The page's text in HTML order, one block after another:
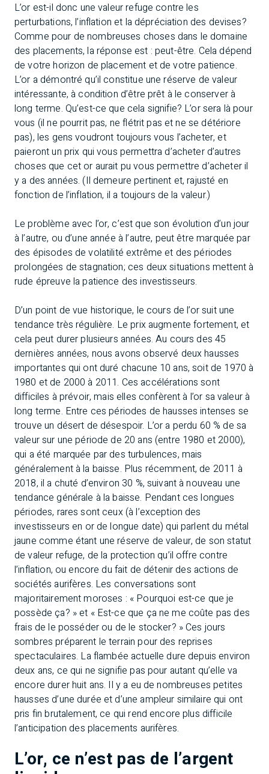
L’or est-il donc une valeur refuge contre les
perturbations, l’inflation et la dépréciation des devises?
Comme pour de nombreuses choses dans le domaine
des placements, la réponse est : peut-être. Cela dépend
de votre horizon de placement et de votre patience.
L’or a démontré qu’il constitue une réserve de valeur
intéressante, à condition d’être prêt à le conserver à
long terme. Qu’est-ce que cela signifie? L’or sera là pour
vous (il ne pourrit pas, ne flétrit pas et ne se détériore
pas), les gens voudront toujours vous l’acheter, et
paieront un prix qui vous permettra d’acheter d’autres
choses que cet or aurait pu vous permettre d’acheter il
y a des années. (Il demeure pertinent et, rajusté en
fonction de l’inflation, il a toujours de la valeur.)
Le problème avec l’or, c’est que son évolution d’un jour
à l’autre, ou d’une année à l’autre, peut être marquée par
des épisodes de volatilité extrême et des périodes
prolongées de stagnation; ces deux situations mettent à
rude épreuve la patience des investisseurs.
D’un point de vue historique, le cours de l’or suit une
tendance très régulière. Le prix augmente fortement, et
cela peut durer plusieurs années. Au cours des 45
dernières années, nous avons observé deux hausses
importantes qui ont duré chacune 10 ans, soit de 1970 à
1980 et de 2000 à 2011. Ces accélérations sont
difficiles à prévoir, mais elles confèrent à l’or sa valeur à
long terme. Entre ces périodes de hausses intenses se
trouve un désert de désespoir. L’or a perdu 60 % de sa
valeur sur une période de 20 ans (entre 1980 et 2000),
qui a été marquée par des turbulences, mais
généralement à la baisse. Plus récemment, de 2011 à
2018, il a chuté d’environ 30 %, suivant à nouveau une
tendance générale à la baisse. Pendant ces longues
périodes, rares sont ceux (à l’exception des
investisseurs en or de longue date) qui parlent du métal
jaune comme étant une réserve de valeur, de son statut
de valeur refuge, de la protection qu’il offre contre
l’inflation, ou encore du fait de détenir des actions de
sociétés aurifères. Les conversations sont
majoritairement moroses : « Pourquoi est-ce que je
possède ça? » et « Est-ce que ça ne me coûte pas des
frais de le posséder ou de le stocker? » Ces jours
sombres préparent le terrain pour des reprises
spectaculaires. La flambée actuelle dure depuis environ
deux ans, ce qui ne signifie pas pour autant qu’elle va
encore durer huit ans. Il y a eu de nombreuses petites
hausses d’une durée et d’une ampleur similaire qui ont
pris fin brutalement, ce qui rend encore plus difficile
l’anticipation des placements aurifères.
L’or, ce n’est pas de l’argent